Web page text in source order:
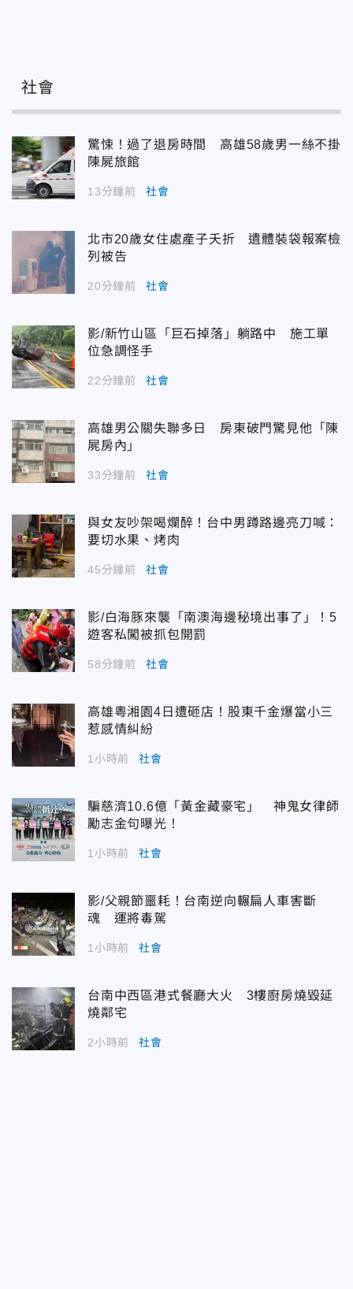
社會
驚悚！過了退房時間 高雄58歲男一絲不掛
陳屍旅館
13分鐘前 社會
北市20歲女住處產子夭折 遺體裝袋報案檢
列被告
20分鐘前 社會
影/新竹山區「巨石掉落」躺路中 施工單
位急調怪手
22分鐘前 社會
高雄男公關失聯多日 房東破門驚見他「陳
屍房內」
33分鐘前 社會
與女友吵架喝爛醉！台中男蹲路邊亮刀喊：
要切水果、烤肉
45分鐘前 社會
影/白海豚來襲「南澳海邊秘境出事了」！5
遊客私闖被抓包開罰
58分鐘前 社會
高雄粵湘園4日遭砸店！股東千金爆當小三
惹感情糾紛
1小時前 社會
騙慈濟10.6億「黃金藏豪宅」 神鬼女律師
勵志金句曝光！
1小時前 社會
影/父親節噩耗！台南逆向輾扁人車害斷
魂 運將毒駕
1小時前 社會
台南中西區港式餐廳大火 3樓廚房燒毀延
燒鄰宅
2小時前 社會